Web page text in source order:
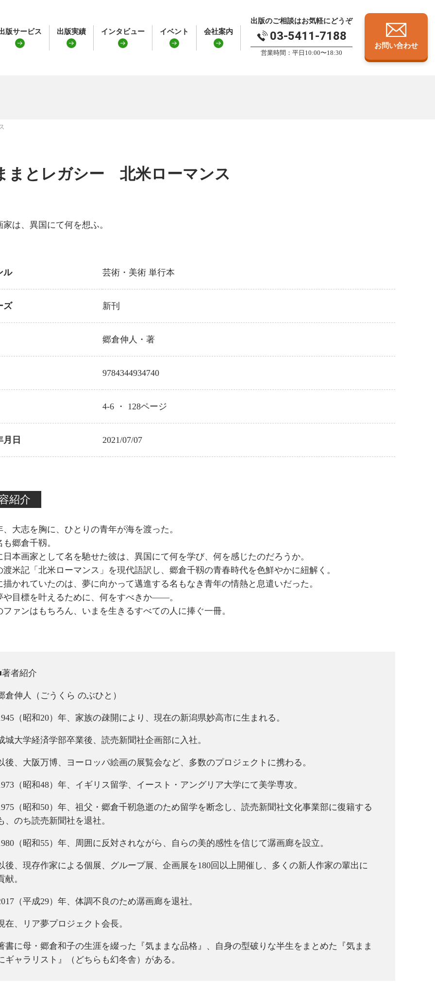
版サービス 出版実績 インタビュー イベント 会社案内
出版のご相談はお気軽にどうぞ
03-5411-7188
営業時間：平日10:00〜18:30
お問い合わせ
まとレガシー 北米ローマンス
家は、異国にて何を想ふ。
ル 芸術・美術 単行本
ズ 新刊
郷倉伸人 ・著
9784344934740
4-6 ・ 128ページ
月日 2021/07/07
紹介
、大志を胸に、ひとりの青年が海を渡った。
郷倉千靱。
日本画家として名を馳せた彼は、異国にて何を学び、何を感じたのだろうか。
渡米記「北米ローマンス」を現代語訳し、郷倉千靱の青春時代を色鮮やかに紐解く。
描かれていたのは、夢に向かって邁進する名もなき青年の情熱と息遣いだった。
や目標を叶えるために、何をすべきか――。
ファンはもちろん、いまを生きるすべての人に捧ぐ一冊。
者紹介
倉伸人（ごうくら のぶひと）
（昭和20）年、家族の疎開により、現在の新潟県妙高市に生まれる。
城大学経済学部卒業後、読売新聞社企画部に入社。
後、大阪万博、ヨーロッパ絵画の展覧会など、多数のプロジェクトに携わる。
（昭和48）年、イギリス留学、イースト・アングリア大学にて美学専攻。
（昭和50）年、祖父・郷倉千靭急逝のため留学を断念し、読売新聞社文化事業部に復籍する
、のち読売新聞社を退社。
（昭和55）年、周囲に反対されながら、自らの美的感性を信じて潺画廊を設立。
後、現存作家による個展、グループ展、企画展を180回以上開催し、多くの新人作家の輩出に
献。
（平成29）年、体調不良のため潺画廊を退社。
在、リア夢プロジェクト会長。
書に母・郷倉和子の生涯を綴った『気ままな品格』、自身の型破りな半生をまとめた『気まま
ギャラリスト』（どちらも幻冬舎）がある。